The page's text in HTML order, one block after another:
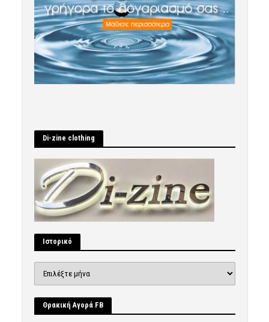
Di-zine clothing
Ιστορικό
Θρακική Αγορά FB